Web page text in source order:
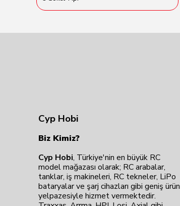
Cyp Hobi
Biz Kimiz?
Cyp Hobi, Türkiye'nin en büyük RC
model mağazası olarak; RC arabalar,
tanklar, iş makineleri, RC tekneler, LiPo
bataryalar ve şarj cihazları gibi geniş ürün
yelpazesiyle hizmet vermektedir.